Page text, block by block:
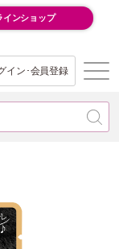
インショップ
イン･会員登録